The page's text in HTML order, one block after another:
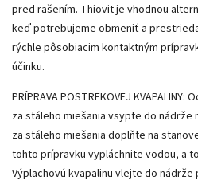
pred rašením. Thiovit je vhodnou
keď potrebujeme obmeniť a
rýchle pôsobiacim kontaktným
účinku.
PRÍPRAVA POSTREKOVEJ
za stáleho miešania vsypte do nádrže
za stáleho miešania doplňte na
tohto prípravku vypláchnite vodou, a
Výplachovú kvapalinu vlejte do